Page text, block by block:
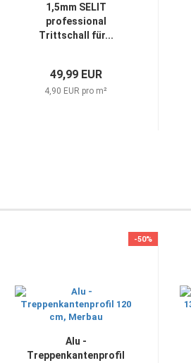
1,5mm SELIT
professional
Trittschall für...
49,99 EUR
4,90 EUR pro m²
-50%
Alu -
Treppenkantenprofil